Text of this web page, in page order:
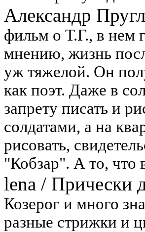
Александр
фильм о Т.Г., в нем
мнению, жизнь
уж тяжелой. Он
как поэт. Даже в
запрету писать и
солдатами, а на
рисовать,
"Кобзар". А то, что
lena / Прически
Козерог и много
разные стрижки и